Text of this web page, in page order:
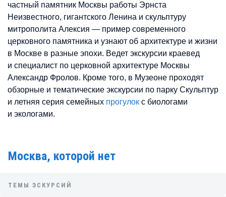
частный памятник Москвы работы Эрнста
Неизвестного, гигантского Ленина и скульптуру
митрополита Алексия — пример современного
церковного памятника и узнают об архитектуре и жизни
в Москве в разные эпохи. Ведет экскурсии краевед
и специалист по церковной архитектуре Москвы
Александр Фролов. Кроме того, в Музеоне проходят
обзорные и тематические экскурсии по парку Скульптур
и летняя серия семейных прогулок с биологами
и экологами.
Москва, которой нет
ТЕМЫ ЭСКУРСИЙ